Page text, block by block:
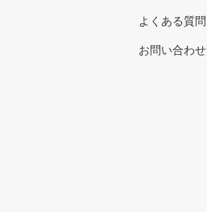
よくある質問
お問い合わせ